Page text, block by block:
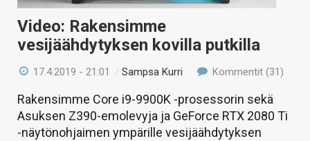
HAKU
Video: Rakensimme
vesijäähdytyksen kovilla putkilla
17.4.2019 - 21:01 /Sampsa Kurri Kommentit (31)
Rakensimme Core i9-9900K -prosessorin sekä
Asuksen Z390-emolevyja ja GeForce RTX 2080 Ti
-näytönohjaimen ympärille vesijäähdytyksen